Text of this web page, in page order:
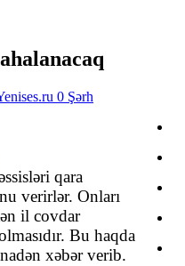
0 Şərh
qara
verirlər. Onları
il covdar
Bu haqda
xəbər verib.